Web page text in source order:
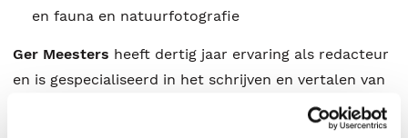
en fauna en natuurfotografie
Ger Meesters heeft dertig jaar ervaring als redacteur
en is gespecialiseerd in het schrijven en vertalen van
geschiedenis. De laatste 23 jaar woont hij enkele